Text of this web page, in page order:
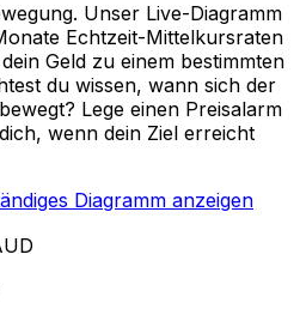
Unser Live-Diagramm
Echtzeit-Mittelkursraten
Geld zu einem bestimmten
du wissen, wann sich der
Lege einen Preisalarm
wenn dein Ziel erreicht
Diagramm anzeigen